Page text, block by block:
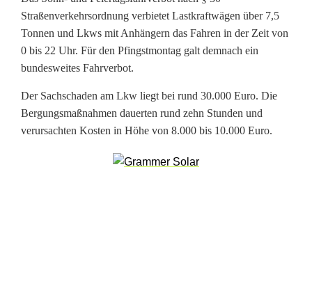
0
L
t
e
Straßenverkehrsordnung verbietet Lastkraftwägen über 7,5
Tonnen und Lkws mit Anhängern das Fahren in der Zeit von
0 bis 22 Uhr. Für den Pfingstmontag galt demnach ein
bundesweites Fahrverbot.
Der Sachschaden am Lkw liegt bei rund 30.000 Euro. Die
Bergungsmaßnahmen dauerten rund zehn Stunden und
verursachten Kosten in Höhe von 8.000 bis 10.000 Euro.